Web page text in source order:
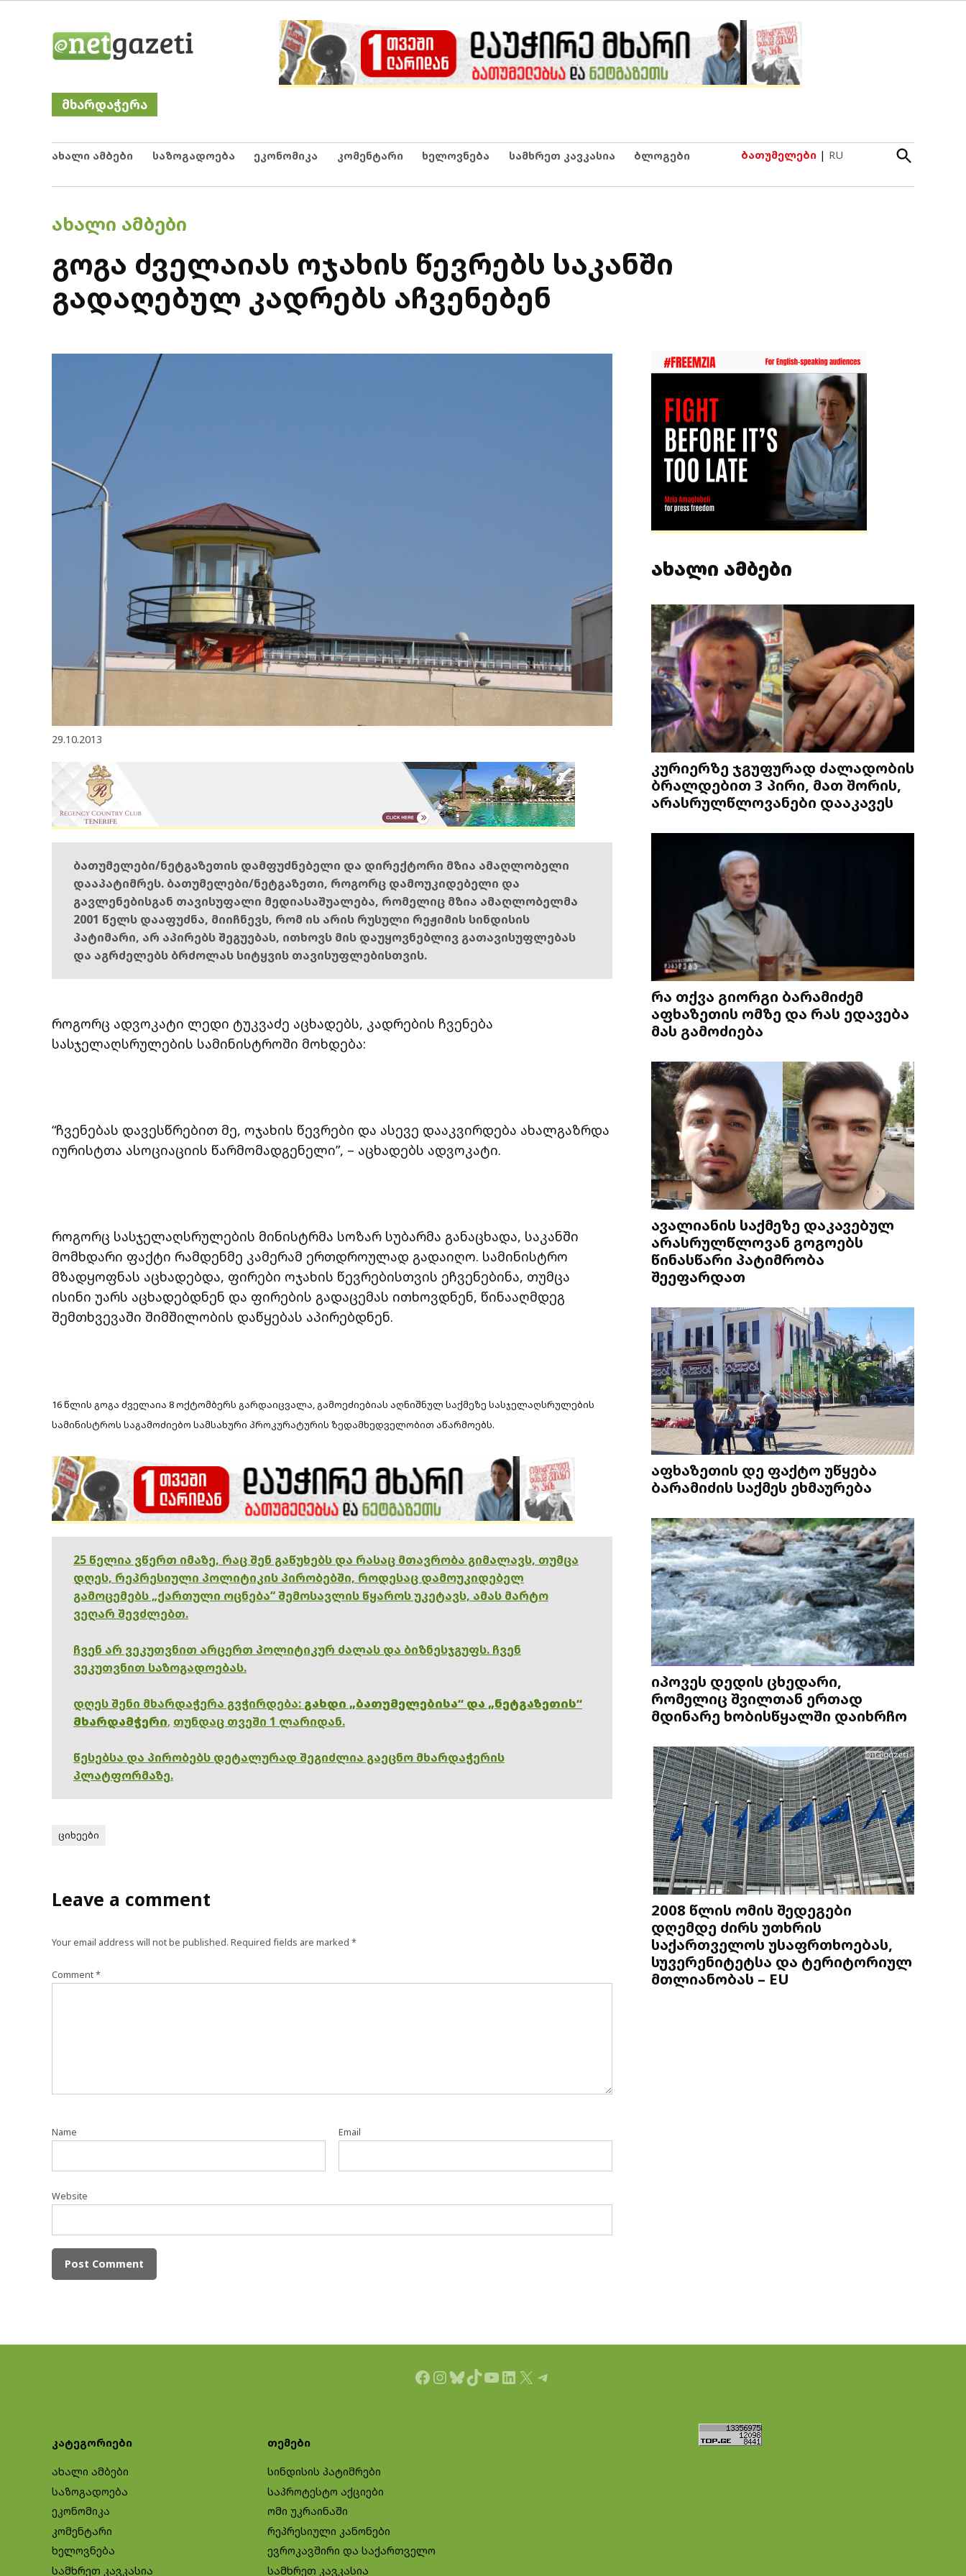
Netgazeti
მხარდაჭერა
ახალი ამბები საზოგადოება ეკონომიკა კომენტარი ხელოვნება სამხრეთ კავკასია ბლოგები ბათუმელები | RU
Open
Search
POSTED
ᲐᲮᲐᲚᲘ ᲐᲛᲑᲔᲑᲘ
გოგა ძველაიას ოჯახის წევრებს საკანში
გადაღებულ კადრებს აჩვენებენ
29.10.2013
ბათუმელები/ნეტგაზეთის დამფუძნებელი და დირექტორი მზია ამაღლობელი
დააპატიმრეს. ბათუმელები/ნეტგაზეთი, როგორც დამოუკიდებელი და
გავლენებისგან თავისუფალი მედიასაშუალება, რომელიც მზია ამაღლობელმა
2001 წელს დააფუძნა, მიიჩნევს, რომ ის არის რუსული რეჟიმის სინდისის
პატიმარი, არ აპირებს შეგუებას, ითხოვს მის დაუყოვნებლივ გათავისუფლებას
და აგრძელებს ბრძოლას სიტყვის თავისუფლებისთვის.
როგორც ადვოკატი ლედი ტუკვაძე აცხადებს, კადრების ჩვენება
სასჯელაღსრულების სამინისტროში მოხდება:
“ჩვენებას დავესწრებით მე, ოჯახის წევრები და ასევე დააკვირდება ახალგაზრდა
იურისტთა ასოციაციის წარმომადგენელი”, – აცხადებს ადვოკატი.
როგორც სასჯელაღსრულების მინისტრმა სოზარ სუბარმა განაცხადა, საკანში
მომხდარი ფაქტი რამდენმე კამერამ ერთდროულად გადაიღო. სამინისტრო
მზადყოფნას აცხადებდა, ფირები ოჯახის წევრებისთვის ეჩვენებინა, თუმცა
ისინი უარს აცხადებდნენ და ფირების გადაცემას ითხოვდნენ, წინააღმდეგ
შემთხვევაში შიმშილობის დაწყებას აპირებდნენ.
16 წლის გოგა ძველაია 8 ოქტომბერს გარდაიცვალა, გამოეძიებიას აღნიშნულ საქმეზე სასჯელაღსრულების
სამინისტროს საგამოძიებო სამსახური პროკურატურის ზედამხედველობით აწარმოებს.
25 წელია ვწერთ იმაზე, რაც შენ გაწუხებს და რასაც მთავრობა გიმალავს, თუმცა
დღეს, რეპრესიული პოლიტიკის პირობებში, როდესაც დამოუკიდებელ
გამოცემებს „ქართული ოცნება“ შემოსავლის წყაროს უკეტავს, ამას მარტო
ვეღარ შევძლებთ.
ჩვენ არ ვეკუთვნით არცერთ პოლიტიკურ ძალას და ბიზნესჯგუფს. ჩვენ
ვეკუთვნით საზოგადოებას.
დღეს შენი მხარდაჭერა გვჭირდება: გახდი „ბათუმელებისა“ და „ნეტგაზეთის“
მხარდამჭერი, თუნდაც თვეში 1 ლარიდან.
წესებსა და პირობებს დეტალურად შეგიძლია გაეცნო მხარდაჭერის
პლატფორმაზე.
ციხეები
Leave a comment
Your email address will not be published. Required fields are marked *
Comment*
Name Email
Website
ახალი ამბები
კურიერზე ჯგუფურად ძალადობის
ბრალდებით 3 პირი, მათ შორის,
არასრულწლოვანები დააკავეს
რა თქვა გიორგი ბარამიძემ
აფხაზეთის ომზე და რას ედავება
მას გამოძიება
ავალიანის საქმეზე დაკავებულ
არასრულწლოვან გოგოებს
წინასწარი პატიმრობა
შეეფარდათ
აფხაზეთის დე ფაქტო უწყება
ბარამიძის საქმეს ეხმაურება
იპოვეს დედის ცხედარი,
რომელიც შვილთან ერთად
მდინარე ხობისწყალში დაიხრჩო
2008 წლის ომის შედეგები
დღემდე ძირს უთხრის
საქართველოს უსაფრთხოებას,
სუვერენიტეტსა და ტერიტორიულ
მთლიანობას – EU
Facebook
Instagram
Bluesky
TikTok
YouTube
LinkedIn
X Telegram
კატეგორიები
ახალი ამბები
საზოგადოება
ეკონომიკა
კომენტარი
ხელოვნება
სამხრეთ კავკასია
თემები
სინდისის პატიმრები
საპროტესტო აქციები
ომი უკრაინაში
რეპრესიული კანონები
ევროკავშირი და საქართველო
სამხრეთ კავკასია